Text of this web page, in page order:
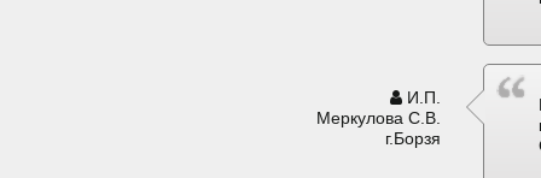
И.П.
Меркулова С.В.
г.Борзя